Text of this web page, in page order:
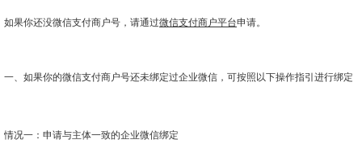
如果你还没微信支付商户号，请通过微信支付商户平台申请。
一、如果你的微信支付商户号还未绑定过企业微信，可按照以下操作指引进行绑定
情况一：申请与主体一致的企业微信绑定